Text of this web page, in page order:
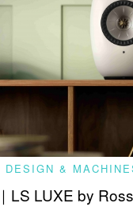
DESIGN &
LS LUXE by